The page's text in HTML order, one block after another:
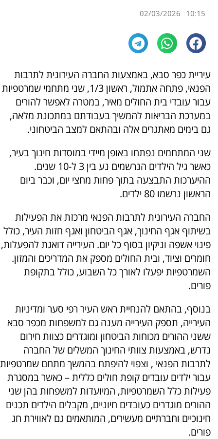
10:15
02/03/2026
עיריית כפר סבא, באמצעות החברה העירונית לתרבות
הפנאי, פתחה אתמול, ראשון 1/3, שני מתחמי שמרטפיות
עבור עובדי בית החולים מאיר, במטרה לאפשר להורים
במערכת הבריאות להמשיך בעבודתם במתכונת מלאה,
גם בימים מאתגרים אלה ובהתאם למצב הביטחוני.
שני המתחמים נפתחו באופן מיידי במוסדות חינוך בעיר,
כאשר גיל הילדים הנרשמים נע בין 3 ל-10 שנים.
ההיערכות התבצעה בתוך פחות מחצי יום, וכבר ביום
הראשון נרשמו 80 ילדים.
החברה העירונית לתרבות הפנאי מרכזת את הפעילות
בשיתוף אגף החינוך, אגף הביטחון ואגף חזות העיר, כולל
פינוי אשפה וניקיון בסוף כל יום. העירייה דואגת להפעלות,
חומרים וציוד, ובית החולים מספק את המדריכים והמזון.
השמרטפיות יפעלו לאורך כל השבוע, כולל בתקופת
פורים.
בנוסף, בהתאם להנחיית ראש העיר רפי סער ומדיניות
העירייה, תספק העירייה מענה גם למשפחות מכפר סבא
ששני ההורים מכוחות הביטחון ומוגדרים כצוות חירום
נדרש, באמצעות צוותי החינוך המשלים של החברה
לתרבות הפנאי , וצפוי להיפתח בהמשך מתחם שמרטפיות
עבור ילדים עובדים קופת חולים כללית – כאשר במסגרת
פעילות כלל השמרטפיות, המיועדות למשפחות בהן שני
ההורים מוגדרים כעובדים חיוניים, מקבלים הילדים תכנים
חינוכיים וחברתיים מעשירים, המותאמים גם לאווירת חג
פורים.